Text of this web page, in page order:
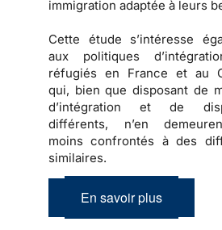
immigration adaptée à leurs
Cette étude s’intéresse
aux politiques
réfugiés en France et au
qui, bien que disposant de
d’intégration et de
différents, n’en
moins confrontés à des
similaires.
En savoir plus